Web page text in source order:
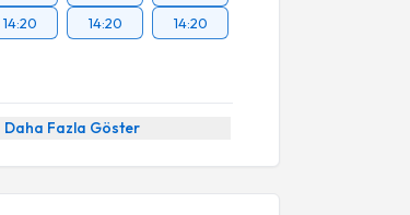
14:20
14:20
14:20
Daha Fazla Göster